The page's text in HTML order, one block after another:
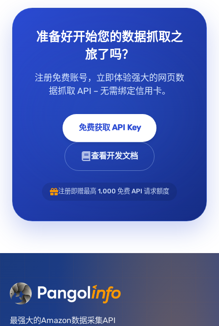
准备好开始您的数据抓取之
旅了吗？
注册免费账号，立即体验强大的网页数
据抓取 API – 无需绑定信用卡。
免费获取 API Key
查看开发文档
注册即赠最高 1,000 免费 API 请求额度
最强大的Amazon数据采集API